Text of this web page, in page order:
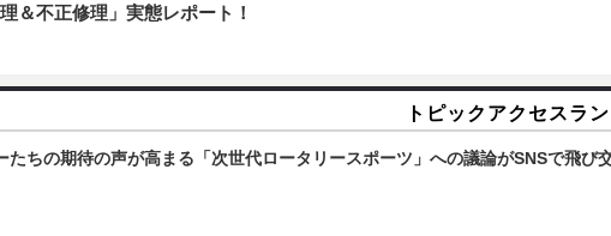
＆不正修理」実態レポート！
トピックアクセスラ
たちの期待の声が高まる「次世代ロータリースポーツ」への議論がSNSで飛び